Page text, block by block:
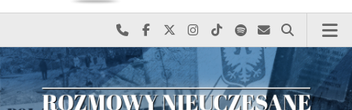
Najlepiej po prostu do nas zadzwoń
Odwiedź nas na Facebook-u
Odwiedź nas na X
Odwiedź nas na Instagram-ie
Odwiedź nas na TikTok-u
Szukaj nas na Spotify
Wyślij do nas
Szukaj